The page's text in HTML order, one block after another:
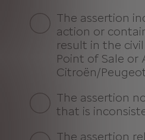
The assertion
action or
result in the
Point of Sale or
Citroën/
The assertion
that is
The assertion